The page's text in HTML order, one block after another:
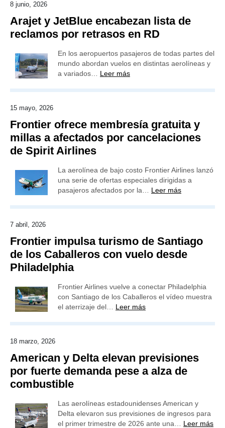
8 junio, 2026
Arajet y JetBlue encabezan lista de
reclamos por retrasos en RD
En los aeropuertos pasajeros de todas partes del
mundo abordan vuelos en distintas aerolíneas y
a variados… Leer más
15 mayo, 2026
Frontier ofrece membresía gratuita y
millas a afectados por cancelaciones
de Spirit Airlines
La aerolínea de bajo costo Frontier Airlines lanzó
una serie de ofertas especiales dirigidas a
pasajeros afectados por la… Leer más
7 abril, 2026
Frontier impulsa turismo de Santiago
de los Caballeros con vuelo desde
Philadelphia
Frontier Airlines vuelve a conectar Philadelphia
con Santiago de los Caballeros el vídeo muestra
el aterrizaje del… Leer más
18 marzo, 2026
American y Delta elevan previsiones
por fuerte demanda pese a alza de
combustible
Las aerolíneas estadounidenses American y
Delta elevaron sus previsiones de ingresos para
el primer trimestre de 2026 ante una… Leer más